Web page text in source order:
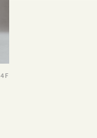
4F